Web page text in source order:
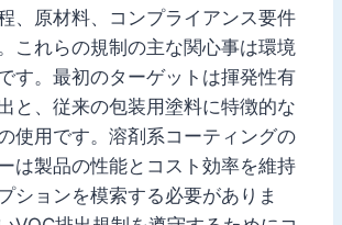
、原材料、コンプライアンス要件
これらの規制の主な関心事は環境
す。最初のターゲットは揮発性有
と、従来の包装用塗料に特徴的な
使用です。溶剤系コーティングの
は製品の性能とコスト効率を維持
ションを模索する必要がありま